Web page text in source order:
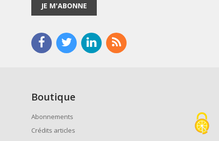
JE M'ABONNE
Boutique
Abonnements
Crédits articles